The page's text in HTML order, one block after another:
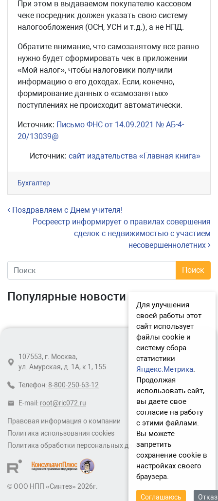
При этом в выдаваемом покупателю кассовом
чеке посредник должен указать свою систему
налогообложения (ОСН, УСН и т.д.), а не НПД.
Обратите внимание, что самозанятому все равно
нужно будет сформировать чек в приложении
«Мой налог», чтобы налоговики получили
информацию о его доходах. Если, конечно,
формирование данных о «самозанятых»
поступлениях не происходит автоматически.
Источник: Письмо ФНС от 14.09.2021 № АБ-4-
20/13039@
Источник: сайт издательства «Главная книга»
Бухгалтер
Навигация по записям
Поздравляем с Днем учителя!
Росреестр информирует о правилах совершения
сделок с недвижимостью с участием
несовершеннолетних
Популярные новости
Правовая информация о компании
Политика использования cookies
Политика обработки персональных данных
© ООО НПП «Синтез» 2026г.
107553, г. Москва,
ул. Амурская, д. 1А, к 1, 155
Телефон: 8-800-250-63-12
E-mail: root@ric072.ru
Для улучшения
своей работы этот
сайт использует
файлы cookie и
систему сбора
статистики
Яндекс.Метрика.
Продолжая
использовать сайт,
вы даете свое
согласие на работу
с этими файлами.
Вы можете
запретить
сохранение cookie в
настройках своего
браузера.
Соглашаюсь